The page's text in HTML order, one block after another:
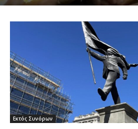
Εκτός Συνόρων